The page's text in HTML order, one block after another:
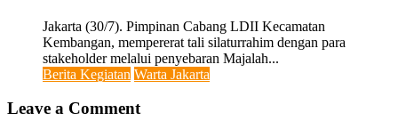
Jakarta (30/7). Pimpinan Cabang LDII Kecamatan
Kembangan, mempererat tali silaturrahim dengan para
stakeholder melalui penyebaran Majalah...
Berita Kegiatan Warta Jakarta
Leave a Comment